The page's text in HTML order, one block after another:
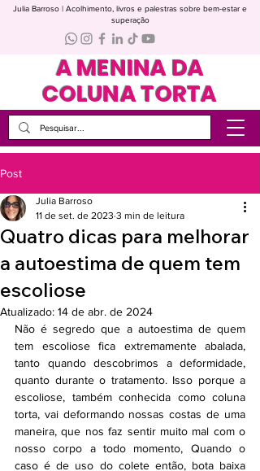
A MENINA DA
COLUNA TORTA
Julia Barroso | Acolhimento, livros e palestras sobre bem-estar e
superação
Post
Quatro dicas para melhorar
a autoestima de quem tem
escoliose
Julia Barroso
11 de set. de 2023 3 min de leitura
Atualizado: 14 de abr. de 2024
Não é segredo que a autoestima de quem
tem escoliose fica extremamente abalada,
tanto quando descobrimos a deformidade,
quanto durante o tratamento. Isso porque a
escoliose, também conhecida como coluna
torta, vai deformando nossas costas de uma
maneira, que nos faz sentir muito mal com o
nosso corpo a todo momento, Quando o
caso é de uso do colete então, bota baixa